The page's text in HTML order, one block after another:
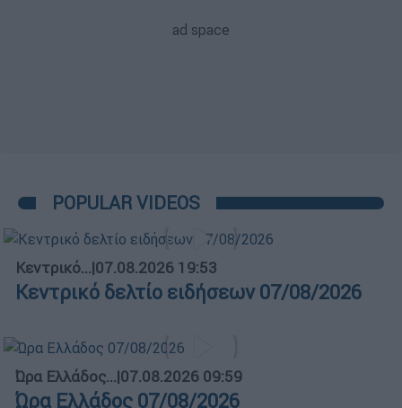
POPULAR VIDEOS
Κεντρικό...|07.08.2026 19:53
Κεντρικό δελτίο ειδήσεων 07/08/2026
Ώρα Ελλάδος...|07.08.2026 09:59
Ώρα Ελλάδος 07/08/2026